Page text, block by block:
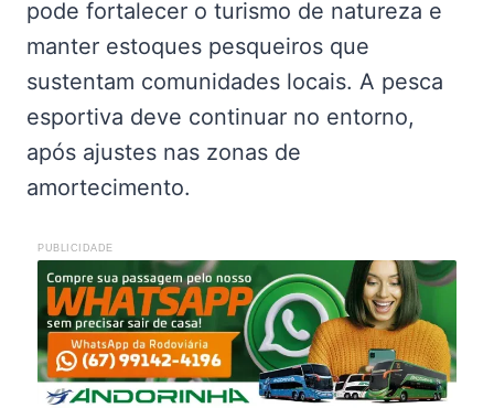
pode fortalecer o turismo de natureza e
manter estoques pesqueiros que
sustentam comunidades locais. A pesca
esportiva deve continuar no entorno,
após ajustes nas zonas de
amortecimento.
PUBLICIDADE